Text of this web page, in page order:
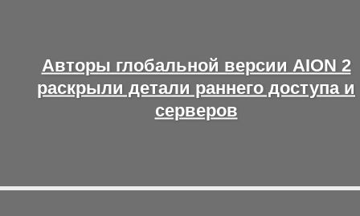
Авторы глобальной версии AION 2
раскрыли детали раннего доступа и
серверов